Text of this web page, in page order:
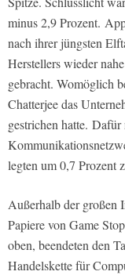
minus 2,9 Prozent.
nach ihrer jüngsten
Herstellers wieder
gebracht. Womöglich
Chatterjee das
gestrichen hatte.
legten um 0,7 Prozent
Außerhalb der großen
Papiere von Game
oben, beendeten den
Handelskette für